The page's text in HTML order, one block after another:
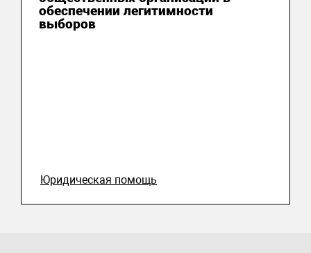
обеспечении легитимности
выборов
Юридическая помощь